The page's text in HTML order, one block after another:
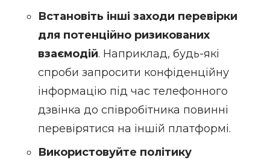
Встановіть інші заходи перевірки
для потенційно ризикованих
взаємодій. Наприклад, будь-які
спроби запросити конфіденційну
інформацію під час телефонного
дзвінка до співробітника повинні
перевірятися на іншій платформі.
Використовуйте політику